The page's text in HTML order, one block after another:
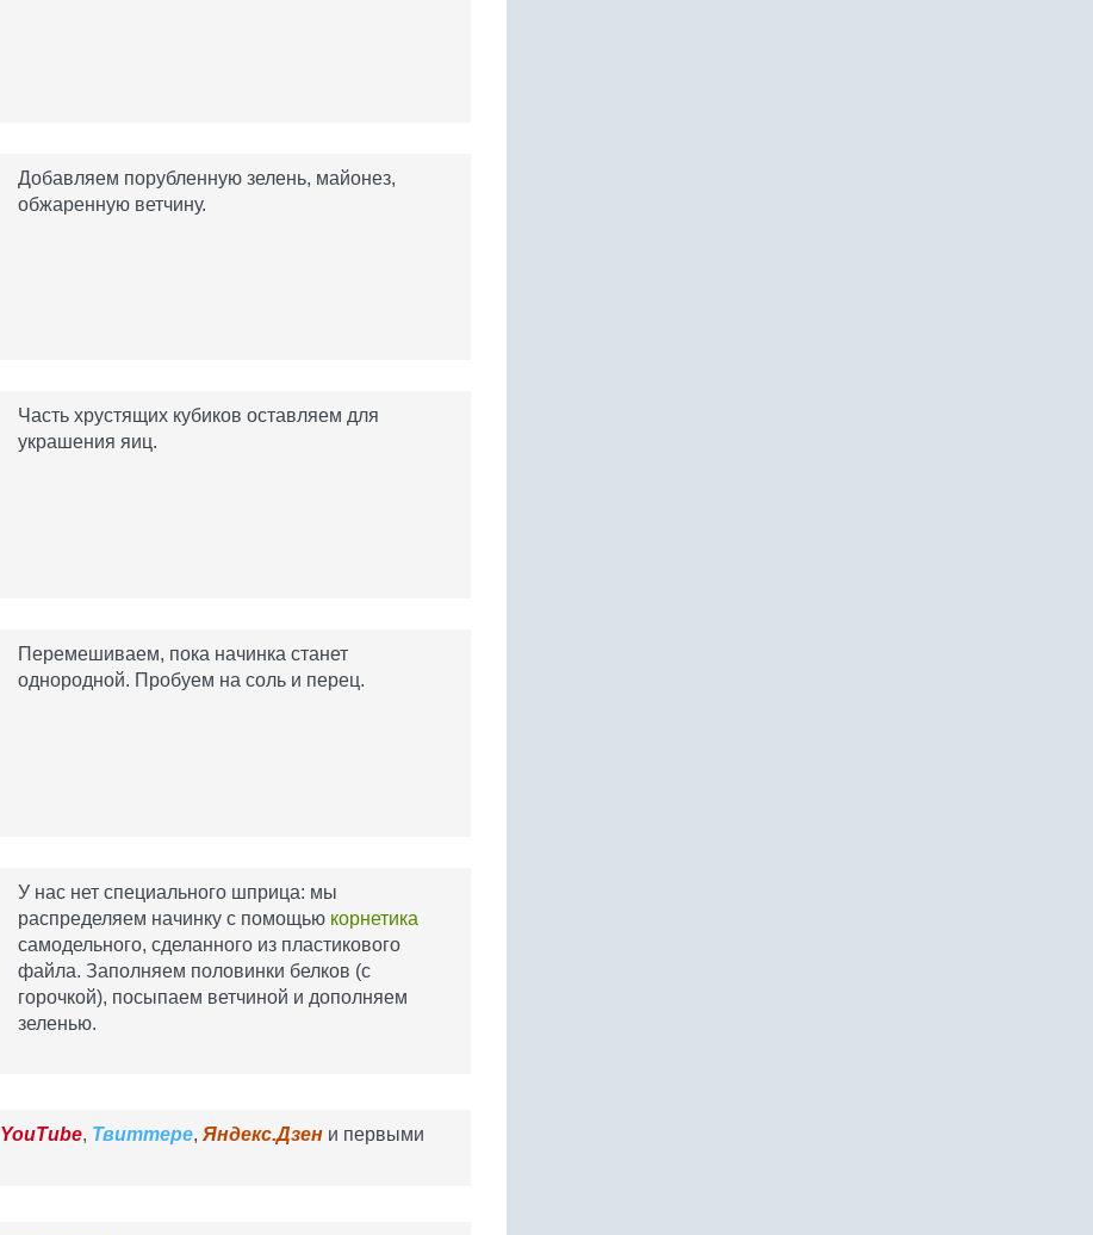
Добавляем порубленную зелень, майонез,
обжаренную ветчину.
Часть хрустящих кубиков оставляем для
украшения яиц.
Перемешиваем, пока начинка станет
однородной. Пробуем на соль и перец.
У нас нет специального шприца: мы
распределяем начинку с помощью корнетика
самодельного, сделанного из пластикового
файла. Заполняем половинки белков (с
горочкой), посыпаем ветчиной и дополняем
зеленью.
YouTube, Твиттере, Яндекс.Дзен и первыми